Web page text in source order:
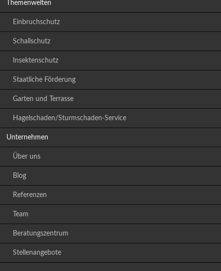
Themenwelten
Einbruchschutz
Schallschutz
Insektenschutz
Staatliche Förderung
Garten und Terrasse
Hagelschaden/Sturmschaden-Service
Unternehmen
Über uns
Blog
Referenzen
Team
Beratungszentrum
Stellenangebote